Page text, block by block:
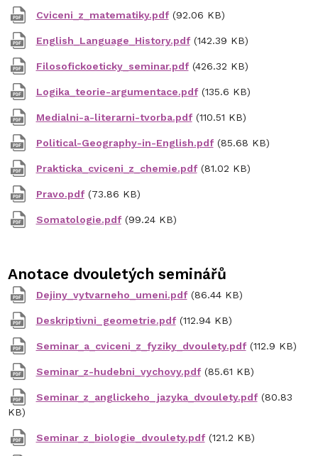
Cviceni_z_matematiky.pdf (92.06 KB)
English_Language_History.pdf (142.39 KB)
Filosofickoeticky_seminar.pdf (426.32 KB)
Logika_teorie-argumentace.pdf (135.6 KB)
Medialni-a-literarni-tvorba.pdf (110.51 KB)
Political-Geography-in-English.pdf (85.68 KB)
Prakticka_cviceni_z_chemie.pdf (81.02 KB)
Pravo.pdf (73.86 KB)
Somatologie.pdf (99.24 KB)
Anotace dvouletých seminářů
Dejiny_vytvarneho_umeni.pdf (86.44 KB)
Deskriptivni_geometrie.pdf (112.94 KB)
Seminar_a_cviceni_z_fyziky_dvoulety.pdf (112.9 KB)
Seminar_z-hudebni_vychovy.pdf (85.61 KB)
Seminar_z_anglickeho_jazyka_dvoulety.pdf (80.83
KB)
Seminar_z_biologie_dvoulety.pdf (121.2 KB)